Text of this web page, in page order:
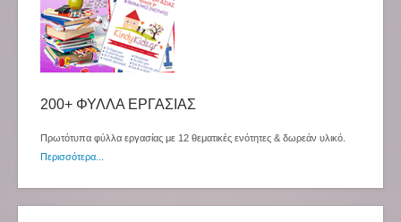
200+ ΦΥΛΛΑ ΕΡΓΑΣΙΑΣ
Πρωτότυπα φύλλα εργασίας με 12 θεματικές ενότητες & δωρεάν υλικό.
Περισσότερα...